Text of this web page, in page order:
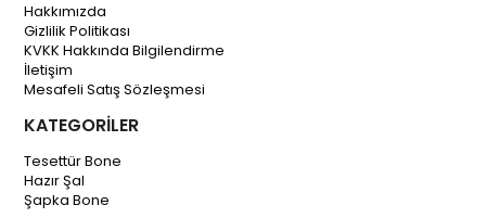
Hakkımızda
Gizlilik Politikası
KVKK Hakkında Bilgilendirme
İletişim
Mesafeli Satış Sözleşmesi
KATEGORİLER
Tesettür Bone
Hazır Şal
Şapka Bone